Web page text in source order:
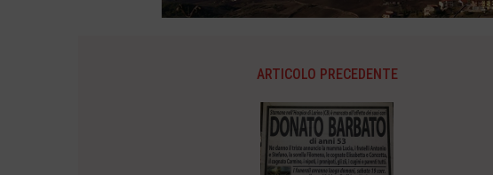
ARTICOLO PRECEDENTE